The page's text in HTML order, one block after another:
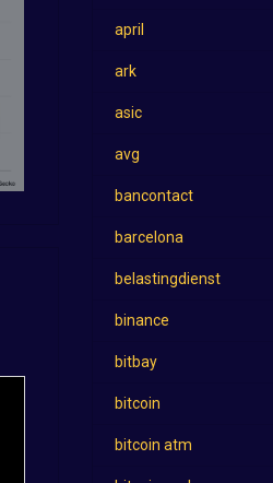
april
ark
asic
avg
bancontact
barcelona
belastingdienst
binance
bitbay
bitcoin
bitcoin atm